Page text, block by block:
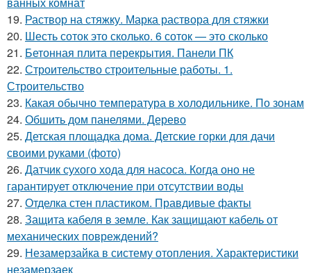
19. Раствор на стяжку. Марка раствора для стяжки
20. Шесть соток это сколько. 6 соток — это сколько
21. Бетонная плита перекрытия. Панели ПК
22. Строительство строительные работы. 1.
Строительство
23. Какая обычно температура в холодильнике. По зонам
24. Обшить дом панелями. Дерево
25. Детская площадка дома. Детские горки для дачи
своими руками (фото)
26. Датчик сухого хода для насоса. Когда оно не
гарантирует отключение при отсутствии воды
27. Отделка стен пластиком. Правдивые факты
28. Защита кабеля в земле. Как защищают кабель от
механических повреждений?
29. Незамерзайка в систему отопления. Характеристики
незамерзаек